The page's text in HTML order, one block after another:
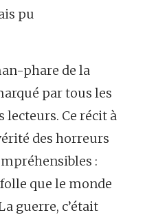
pu
phare de la
par tous les
Ce récit à
des horreurs
:
que le monde
guerre, c’était